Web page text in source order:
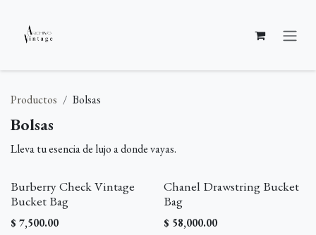
Productos Bolsas
Bolsas
Lleva tu esencia de lujo a donde vayas.
Burberry Check Vintage
Bucket Bag
$ 7,500.00
Chanel Drawstring Bucket
Bag
$ 58,000.00